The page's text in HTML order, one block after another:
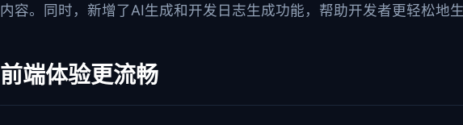
内容。同时，新增了AI生成和开发日志生成功能，帮助开发者更轻松地
前端体验更流畅